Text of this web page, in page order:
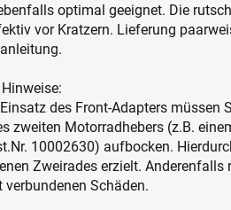
optimal geeignet. Die
vor Kratzern. Lieferung
des Front-Adapters müssen
zweiten Motorradhebers (z.B.
10002630) aufbocken.
Zweirades erzielt.
verbundenen Schäden.